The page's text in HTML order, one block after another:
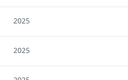
2025
2025